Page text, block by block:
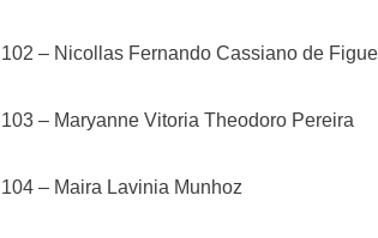
102 – Nicollas Fernando Cassiano de
103 – Maryanne Vitoria Theodoro Pereira
104 – Maira Lavinia Munhoz